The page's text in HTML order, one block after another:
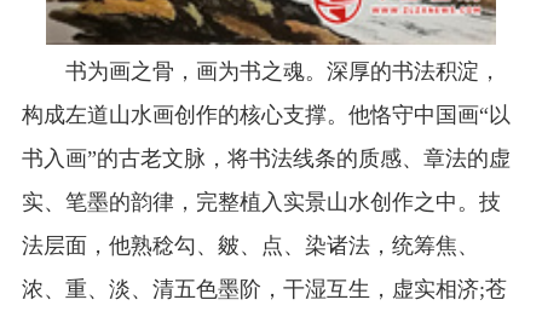
书为画之骨，画为书之魂。深厚的书法积淀，
构成左道山水画创作的核心支撑。他恪守中国画“以
书入画”的古老文脉，将书法线条的质感、章法的虚
实、笔墨的韵律，完整植入实景山水创作之中。技
法层面，他熟稔勾、皴、点、染诸法，统筹焦、
浓、重、淡、清五色墨阶，干湿互生，虚实相济;苍